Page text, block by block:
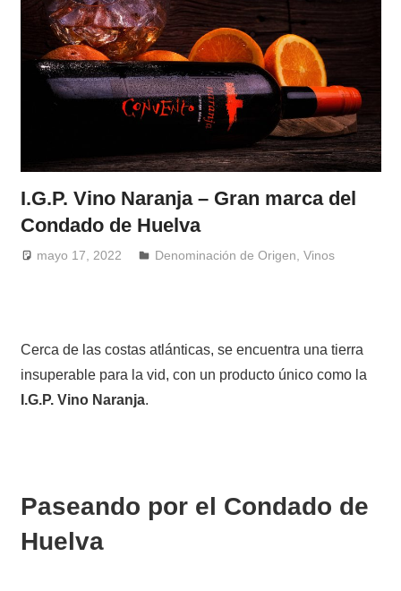
I.G.P. Vino Naranja – Gran marca del
Condado de Huelva
mayo 17, 2022 Windrose
Denominación de Origen ,Vinos
Cerca de las costas atlánticas, se encuentra una tierra
insuperable para la vid, con un producto único como la
I.G.P. Vino Naranja.
Paseando por el Condado de
Huelva